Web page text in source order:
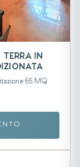
TERRA IN
65 MQ